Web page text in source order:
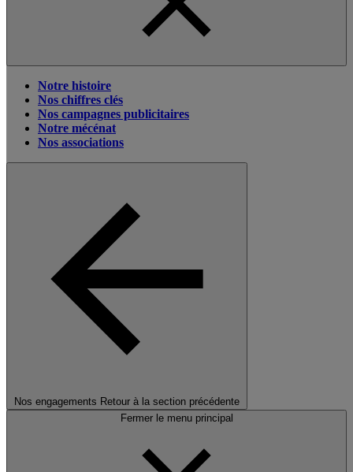
Notre histoire
Nos chiffres clés
Nos campagnes publicitaires
Notre mécénat
Nos associations
Nos engagements Retour à la section précédente
Fermer le menu principal